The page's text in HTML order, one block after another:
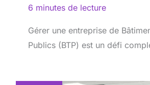
6 minutes de lecture
Gérer une entreprise de
Publics (BTP) est un défi